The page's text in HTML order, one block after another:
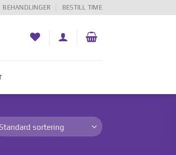
BEHANDLINGER BESTILL TIME